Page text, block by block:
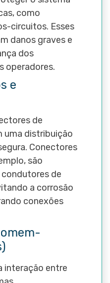
como
circuitos. Esses
danos graves e
dos
operadores.
e
de
uma distribuição
Conectores
são
condutores de
a corrosão
conexões
interação entre